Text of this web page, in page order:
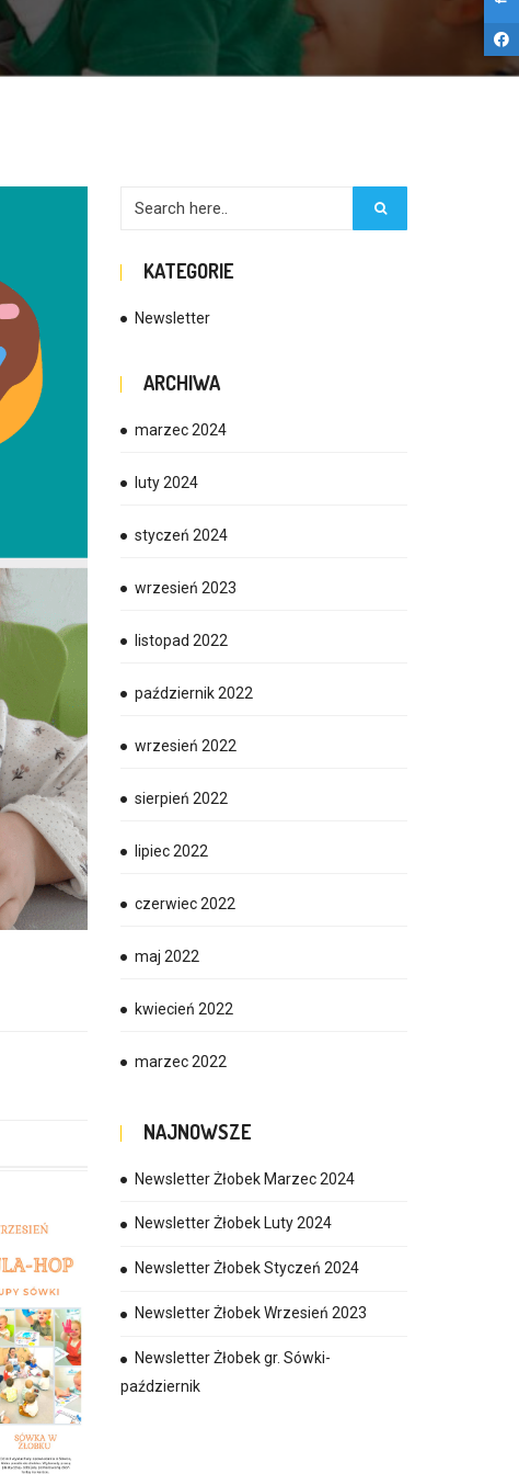
KATEGORIE
Newsletter
ARCHIWA
marzec 2024
luty 2024
styczeń 2024
wrzesień 2023
listopad 2022
październik 2022
wrzesień 2022
sierpień 2022
lipiec 2022
czerwiec 2022
maj 2022
kwiecień 2022
marzec 2022
NAJNOWSZE
Newsletter Żłobek Marzec 2024
Newsletter Żłobek Luty 2024
Newsletter Żłobek Styczeń 2024
Newsletter Żłobek Wrzesień 2023
Newsletter Żłobek gr. Sówki-
październik